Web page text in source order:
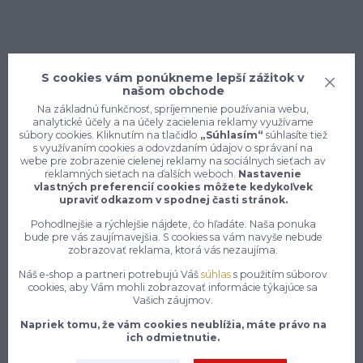
Konečne e-shop, kde nemusíte
vyberať medzi kvalitou a cenou,
pracovné aj voľnočasové oblečenie
pre mužov a ženy na jednom mieste,
zistite, čo je na našich pracovných odevoch a
S cookies vám ponúkneme lepší zážitok v
našom obchode
Na základnú funkčnosť, spríjemnenie používania webu,
analytické účely a na účely zacielenia reklamy využívame
súbory cookies. Kliknutím na tlačidlo „Súhlasím“ súhlasíte tiež
s využívaním cookies a odovzdaním údajov o správaní na
webe pre zobrazenie cielenej reklamy na sociálnych sieťach av
reklamných sieťach na ďalších weboch. Nastavenie
vlastných preferencií cookies môžete kedykoľvek
upraviť odkazom v spodnej časti stránok.
Pohodlnejšie a rýchlejšie nájdete, čo hľadáte. Naša ponuka
bude pre vás zaujímavejšia. S cookies sa vám navyše nebude
zobrazovať reklama, ktorá vás nezaujíma.
Náš e-shop a partneri potrebujú Vášsúhlas s použitím súborov
cookies, aby Vám mohli zobrazovať informácie týkajúce sa
Vašich záujmov.
Napriek tomu, že vám cookies neublížia, máte právo na
ich odmietnutie.